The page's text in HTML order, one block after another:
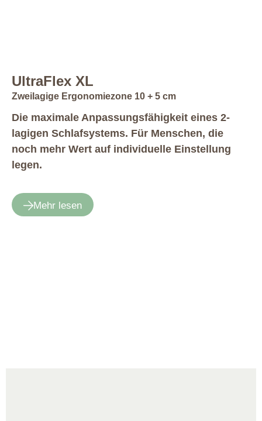
UltraFlex XL
Zweilagige Ergonomiezone 10 + 5 cm
Die maximale Anpassungsfähigkeit ­eines 2-
lagigen Schlafsystems. Für Menschen, die
noch mehr Wert auf individuelle ­Einstellung
legen.
Mehr lesen